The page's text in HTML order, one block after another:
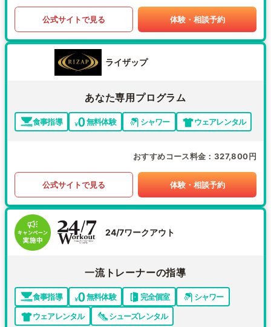
公式サイトで見る 体験・相談予約
ライザップ
あなた専用プログラム
食事指導 無料体験 シャワー ウェアレンタル
おすすめコース料金 327,800円
公式サイトで見る 体験・相談予約
24/7ワークアウト
一流トレーナーの指導
食事指導 無料体験 完全個室
シャワー
ウェアレンタル
シューズレンタル